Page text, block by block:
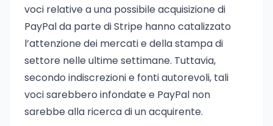
voci relative a una possibile acquisizione di
PayPal da parte di Stripe hanno catalizzato
l’attenzione dei mercati e della stampa di
settore nelle ultime settimane. Tuttavia,
secondo indiscrezioni e fonti autorevoli, tali
voci sarebbero infondate e PayPal non
sarebbe alla ricerca di un acquirente.